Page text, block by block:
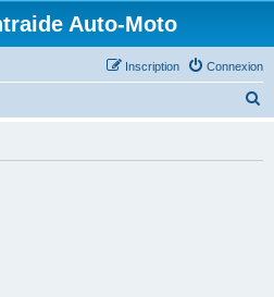
Auto-Moto
Connexion
Inscription